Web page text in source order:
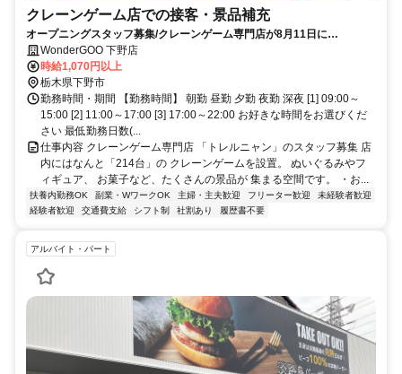
クレーンゲーム店での接客・景品補充
オープニングスタッフ募集/クレーンゲーム専門店が8月11日に
WonderGOO店内にNEW OPEN!
WonderGOO 下野店
時給1,070円以上
栃木県下野市
勤務時間・期間 【勤務時間】 朝勤 昼勤 夕勤 夜勤 深夜 [1] 09:00～
15:00 [2] 11:00～17:00 [3] 17:00～22:00 お好きな時間をお選びくだ
さい 最低勤務日数(...
仕事内容 クレーンゲーム専門店 「トレルニャン」のスタッフ募集 店
内にはなんと「214台」の クレーンゲームを設置。 ぬいぐるみやフ
ィギュア、 お菓子など、たくさんの景品が 集まる空間です。 ・お...
扶養内勤務OK 副業・WワークOK 主婦・主夫歓迎 フリーター歓迎
未経験者歓迎
経験者歓迎
交通費支給 シフト制 社割あり 履歴書不要
アルバイト・パート